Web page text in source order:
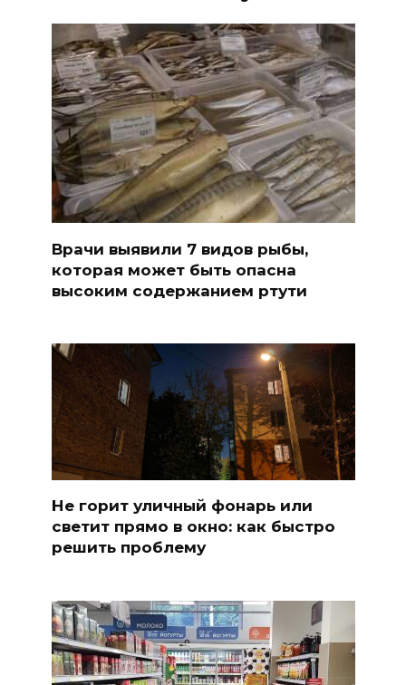
Врачи выявили 7 видов рыбы,
которая может быть опасна
высоким содержанием ртути
Не горит уличный фонарь или
светит прямо в окно: как быстро
решить проблему